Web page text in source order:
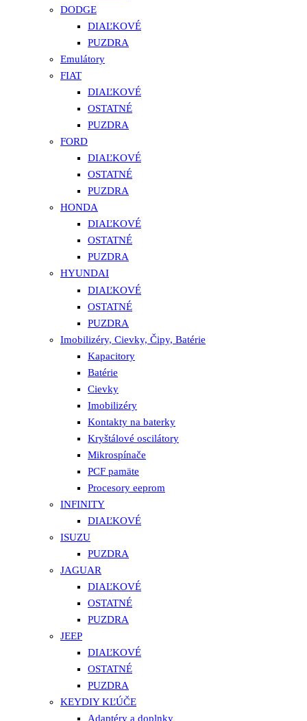
DODGE
DIAĽKOVÉ
PUZDRA
Emulátory
FIAT
DIAĽKOVÉ
OSTATNÉ
PUZDRA
FORD
DIAĽKOVÉ
OSTATNÉ
PUZDRA
HONDA
DIAĽKOVÉ
OSTATNÉ
PUZDRA
HYUNDAI
DIAĽKOVÉ
OSTATNÉ
PUZDRA
Imobilizéry, Cievky, Čipy, Batérie
Kapacitory
Batérie
Cievky
Imobilizéry
Kontakty na baterky
Kryštálové oscilátory
Mikrospínače
PCF pamäte
Procesory eeprom
INFINITY
DIAĽKOVÉ
ISUZU
PUZDRA
JAGUAR
DIAĽKOVÉ
OSTATNÉ
PUZDRA
JEEP
DIAĽKOVÉ
OSTATNÉ
PUZDRA
KEYDIY KĽÚČE
Adaptéry a doplnky